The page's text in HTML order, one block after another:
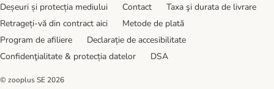
Deșeuri și protecția mediului
Contact
Taxa şi durata de livrare
Retrageți-vă din contract aici
Metode de plată
Program de afiliere
Declarație de accesibilitate
Confidenţialitate & protecția datelor
DSA
© zooplus SE 2026